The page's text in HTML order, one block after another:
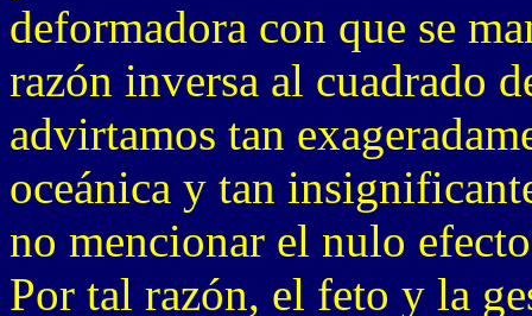
deformadora con que se
razón inversa al cuadrado
advirtamos tan
oceánica y tan
no mencionar el nulo
Por tal razón, el feto y la